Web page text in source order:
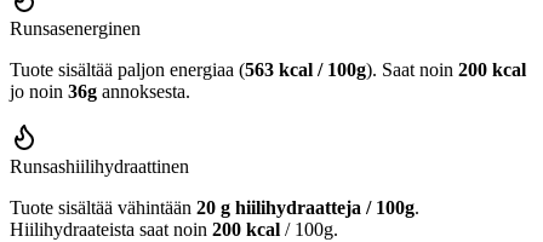
Runsasenerginen
Tuote sisältää paljon energiaa (563 kcal / 100g). Saat noin 200 kcal
jo noin 36g annoksesta.
Runsashiilihydraattinen
Tuote sisältää vähintään 20 g hiilihydraatteja / 100g.
Hiilihydraateista saat noin 200 kcal / 100g.